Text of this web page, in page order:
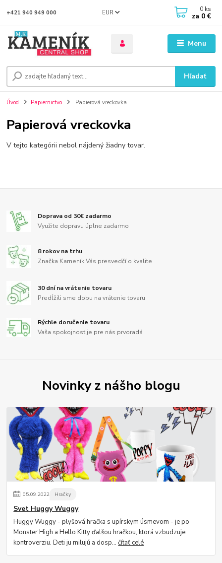
Menu
EUR
Hľadať
+421 940 949 000 0 ks
za 0 €
Úvod Papiernictvo Papierová vreckovka
Papierová vreckovka
V tejto kategórii nebol nájdený žiadny tovar.
Doprava od 30€ zadarmo
Využite dopravu úplne zadarmo
8 rokov na trhu
Značka Kameník Vás presvedčí o kvalite
30 dní na vrátenie tovaru
Predĺžili sme dobu na vrátenie tovaru
Rýchle doručenie tovaru
Vaša spokojnosť je pre nás prvoradá
Novinky z nášho blogu
05.09.2022 Hračky
Svet Huggy Wuggy
Huggy Wuggy - plyšová hračka s upírskym úsmevom - je po
Monster High a Hello Kitty ďalšou hračkou, ktorá vzbudzuje
kontroverziu. Deti ju milujú a dosp...čítať celé